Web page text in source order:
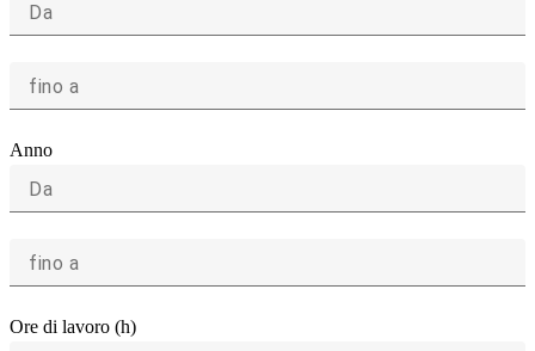
Da
fino a
Anno
Da
fino a
Ore di lavoro (h)